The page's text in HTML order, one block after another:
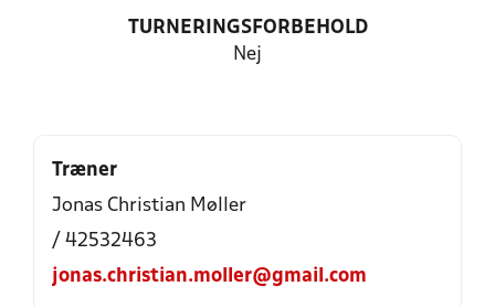
TURNERINGSFORBEHOLD
Nej
Træner
Jonas Christian Møller
/ 42532463
jonas.christian.moller@gmail.com